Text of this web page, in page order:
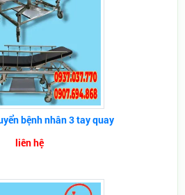
bệnh nhân 3 tay quay
liên hệ